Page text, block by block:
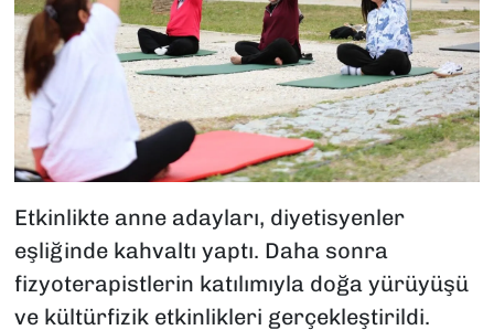
Etkinlikte anne adayları, diyetisyenler
eşliğinde kahvaltı yaptı. Daha sonra
fizyoterapistlerin katılımıyla doğa yürüyüşü
ve kültürfizik etkinlikleri gerçekleştirildi.